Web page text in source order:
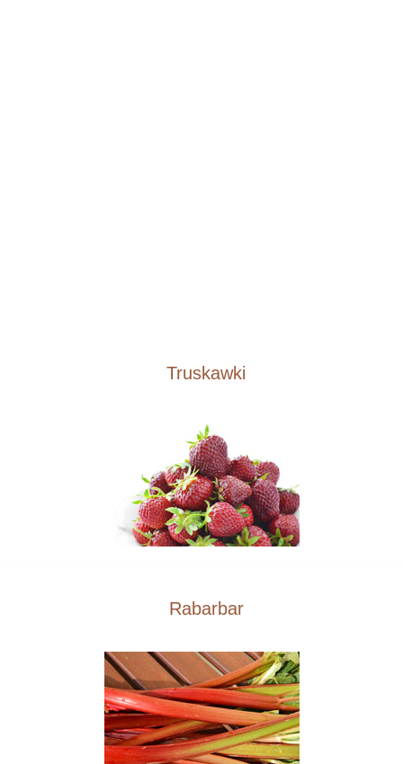
Truskawki
Rabarbar